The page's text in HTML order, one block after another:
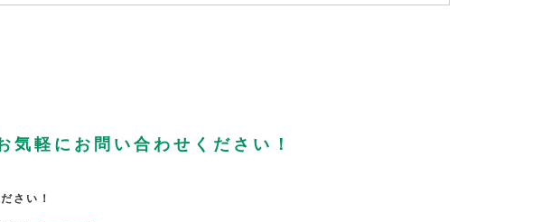
軽にお問い合わせください！
さい！